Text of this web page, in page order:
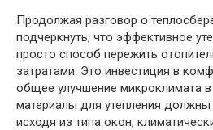
Продолжая разговор о
подчеркнуть, что эффективное
просто способ пережить
затратами. Это инвестиция в
общее улучшение микроклимата
материалы для утепления
исходя из типа окон,